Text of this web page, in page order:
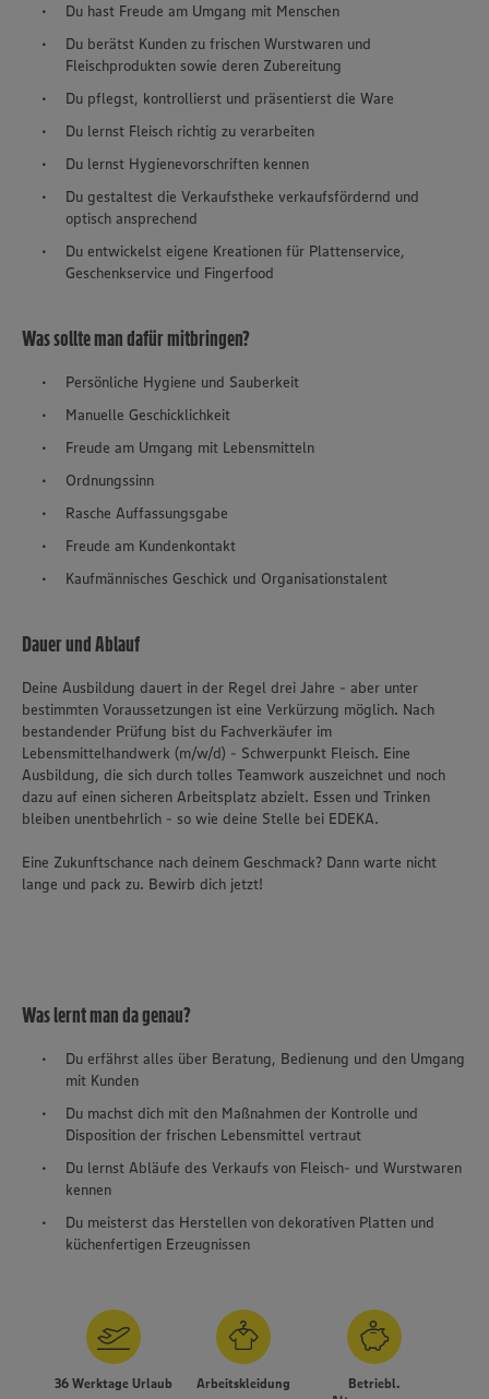
Wir setzen Cookies und andere Technologien ein, um Ihnen
ein bestmögliches Nutzungserlebnis unserer Website zu
ermöglichen. Wir verwenden Ihre Daten, um unsere
Du hast Freude am Umgang mit Menschen
Du berätst Kunden zu frischen Wurstwaren und
Fleischprodukten sowie deren Zubereitung
Du pflegst, kontrollierst und präsentierst die Ware
Du lernst Fleisch richtig zu verarbeiten
Du lernst Hygienevorschriften kennen
Du gestaltest die Verkaufstheke verkaufsfördernd und
optisch ansprechend
Du entwickelst eigene Kreationen für Plattenservice,
Geschenkservice und Fingerfood
Was sollte man dafür mitbringen?
Persönliche Hygiene und Sauberkeit
Manuelle Geschicklichkeit
Freude am Umgang mit Lebensmitteln
Ordnungssinn
Rasche Auffassungsgabe
Freude am Kundenkontakt
Kaufmännisches Geschick und Organisationstalent
Dauer und Ablauf
Deine Ausbildung dauert in der Regel drei Jahre - aber unter
bestimmten Voraussetzungen ist eine Verkürzung möglich. Nach
bestandender Prüfung bist du Fachverkäufer im
Lebensmittelhandwerk (m/w/d) - Schwerpunkt Fleisch. Eine
Ausbildung, die sich durch tolles Teamwork auszeichnet und noch
dazu auf einen sicheren Arbeitsplatz abzielt. Essen und Trinken
bleiben unentbehrlich - so wie deine Stelle bei EDEKA.
Eine Zukunftschance nach deinem Geschmack? Dann warte nicht
lange und pack zu. Bewirb dich jetzt!
Was lernt man da genau?
Du erfährst alles über Beratung, Bedienung und den Umgang
mit Kunden
Du machst dich mit den Maßnahmen der Kontrolle und
Disposition der frischen Lebensmittel vertraut
Du lernst Abläufe des Verkaufs von Fleisch- und Wurstwaren
kennen
Du meisterst das Herstellen von dekorativen Platten und
küchenfertigen Erzeugnissen
36 Werktage Urlaub Arbeitskleidung
Betriebl.